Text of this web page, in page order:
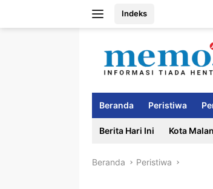
Indeks
Beranda Peristiwa
Berita Hari Ini Kota
Beranda Peristiwa